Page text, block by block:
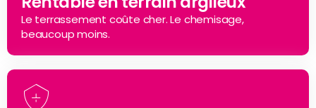
Le terrassement coûte cher. Le chemisage,
beaucoup moins.